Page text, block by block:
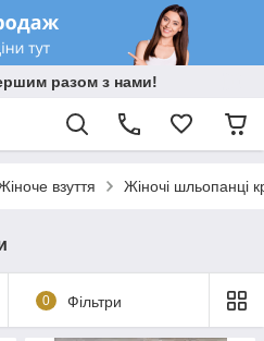
разом з нами!
взуття Жіночі шльопанці
0 Фільтри